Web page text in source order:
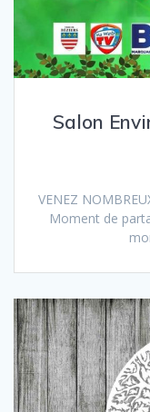
Salon
VENEZ
Moment de